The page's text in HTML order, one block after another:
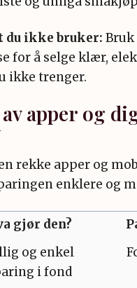
du ikke bruker: Bruk
for å selge klær,
ikke trenger.
apper og
rekke apper og
enklere og
gjør den?
og enkel
i fond